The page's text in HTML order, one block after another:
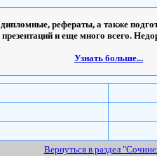
рефераты, а также
презентаций и еще много всего.
Узнать больше...
Вернуться в раздел